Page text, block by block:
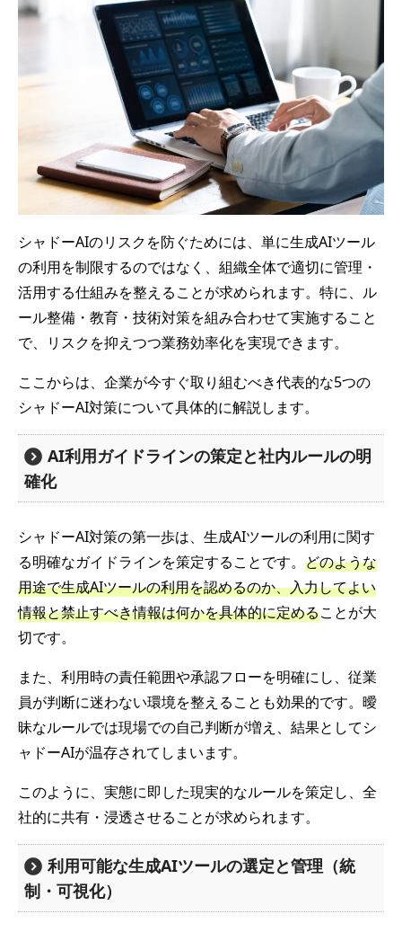
シャドーAIのリスクを防ぐためには、単に生成AIツール
の利用を制限するのではなく、組織全体で適切に管理・
活用する仕組みを整えることが求められます。特に、ル
ール整備・教育・技術対策を組み合わせて実施すること
で、リスクを抑えつつ業務効率化を実現できます。
ここからは、企業が今すぐ取り組むべき代表的な5つの
シャドーAI対策について具体的に解説します。
AI利用ガイドラインの策定と社内ルールの明
確化
シャドーAI対策の第一歩は、生成AIツールの利用に関す
る明確なガイドラインを策定することです。 どのような
用途で生成AIツールの利用を認めるのか、入力してよい
情報と禁止すべき情報は何かを具体的に定めることが大
切です。
また、利用時の責任範囲や承認フローを明確にし、従業
員が判断に迷わない環境を整えることも効果的です。曖
昧なルールでは現場での自己判断が増え、結果としてシ
ャドーAIが温存されてしまいます。
このように、実態に即した現実的なルールを策定し、全
社的に共有・浸透させることが求められます。
利用可能な生成AIツールの選定と管理（統
制・可視化）